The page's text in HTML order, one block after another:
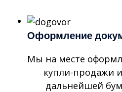
Оформление
Мы на месте
купли-продажи
дальнейшей